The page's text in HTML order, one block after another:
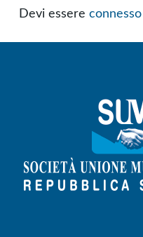
Devi essere connesso